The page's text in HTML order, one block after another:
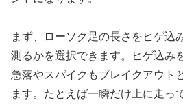
まず、ローソク足の長さをヒゲ込
測るかを選択できます。ヒゲ込み
急落やスパイクもブレイクアウト
ます。たとえば一瞬だけ上に走っ